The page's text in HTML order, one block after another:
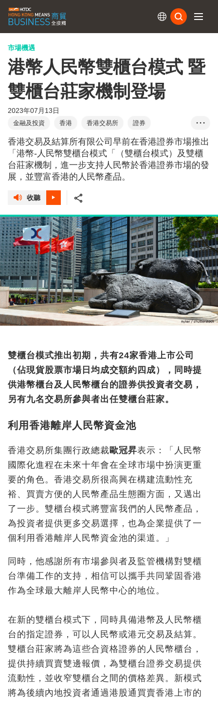
市場機遇
港幣人民幣雙櫃台模式 暨
雙櫃台莊家機制登場
2023年07月13日
金融及投資 香港 香港交易所
證券
港幣-人民幣雙櫃台模式
雙櫃台模式
雙櫃台莊家
陳茂波
歐冠昇 離岸人民幣 資金池
• • •
香港交易及結算所有限公司早前在香港證券市場推出
「港幣-人民幣雙櫃台模式「（雙櫃台模式）及雙櫃
台莊家機制，進一步支持人民幣於香港證券市場的發
展，並豐富香港的人民幣產品。
收聽
雙櫃台模式推出初期，共有24家香港上市公司
（佔現貨股票市場日均成交額約四成），同時提
供港幣櫃台及人民幣櫃台的證券供投資者交易，
另有九名交易所參與者出任雙櫃台莊家。
利用香港離岸人民幣資金池
香港交易所集團行政總裁歐冠昇表示：「人民幣
國際化進程在未來十年會在全球市場中扮演更重
要的角色。香港交易所很高興在構建流動性充
裕、買賣方便的人民幣產品生態圈方面，又邁出
了一步。雙櫃台模式將豐富我們的人民幣產品，
為投資者提供更多交易選擇，也為企業提供了一
個利用香港離岸人民幣資金池的渠道。」
同時，他感謝所有市場參與者及監管機構對雙櫃
台準備工作的支持，相信可以攜手共同鞏固香港
作為全球最大離岸人民幣中心的地位。
在新的雙櫃台模式下，同時具備港幣及人民幣櫃
台的指定證券，可以人民幣或港元交易及結算。
雙櫃台莊家將為這些合資格證券的人民幣櫃台，
提供持續買賣雙邊報價，為雙櫃台證券交易提供
流動性，並收窄雙櫃台之間的價格差異。新模式
將為後續內地投資者通過港股通買賣香港上市的